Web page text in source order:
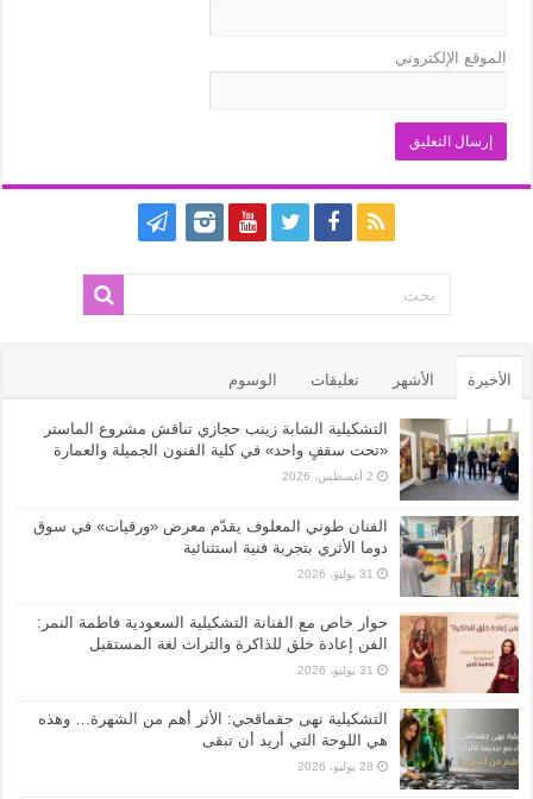
الموقع الإلكتروني
الأخيرة الأشهر تعليقات الوسوم
التشكيلية الشابة زينب حجازي تناقش مشروع الماستر
«تحت سقفٍ واحد» في كلية الفنون الجميلة والعمارة
2 أغسطس، 2026
الفنان طوني المعلوف يقدّم معرض «ورقيات» في سوق
دوما الأثري بتجربة فنية استثنائية
31 يوليو، 2026
حوار خاص مع الفنانة التشكيلية السعودية فاطمة النمر:
الفن إعادة خلق للذاكرة والتراث لغة المستقبل
31 يوليو، 2026
التشكيلية نهى جقماقجي: الأثر أهم من الشهرة… وهذه
هي اللوحة التي أريد أن تبقى
28 يوليو، 2026